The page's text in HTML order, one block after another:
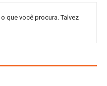
que você procura. Talvez